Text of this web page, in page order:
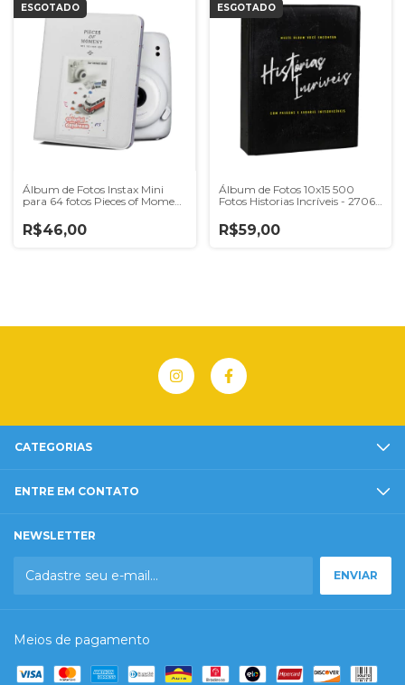
ESGOTADO
Álbum de Fotos Instax Mini
para 64 fotos Pieces of Moment
R$46,00
ESGOTADO
Álbum de Fotos 10x15 500
Fotos Historias Incríveis - 2706 -
R$59,00
CATEGORIAS
ENTRE EM CONTATO
NEWSLETTER
Meios de pagamento